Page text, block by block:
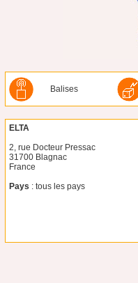
Balises
ELTA
2, rue Docteur Pressac
31700 Blagnac
France
Pays : tous les pays